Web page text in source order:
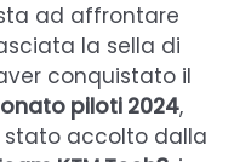
ad affrontare
la sella di
conquistato il
piloti 2024,
accolto dalla